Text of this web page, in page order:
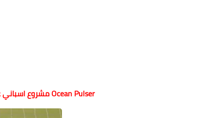
Ocean Pulser مشروع اسباني على الأراضي المصري لاكتشاف المواهب